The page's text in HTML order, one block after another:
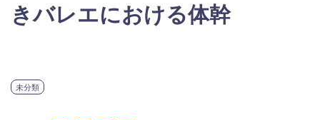
きバレエにおける体幹
未分類